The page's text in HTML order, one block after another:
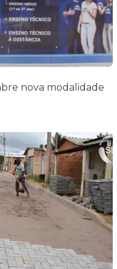
nova modalidade